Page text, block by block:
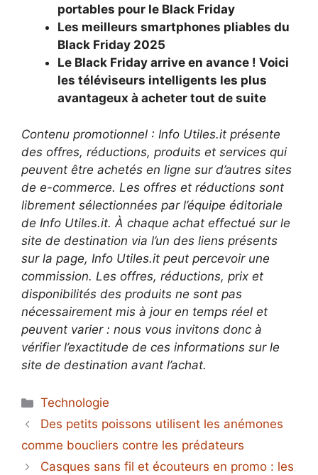
portables pour le Black Friday
Les meilleurs smartphones pliables du
Black Friday 2025
Le Black Friday arrive en avance ! Voici
les téléviseurs intelligents les plus
avantageux à acheter tout de suite
Contenu promotionnel : Info Utiles.it présente
des offres, réductions, produits et services qui
peuvent être achetés en ligne sur d’autres sites
de e-commerce. Les offres et réductions sont
librement sélectionnées par l’équipe éditoriale
de Info Utiles.it. À chaque achat effectué sur le
site de destination via l’un des liens présents
sur la page, Info Utiles.it peut percevoir une
commission. Les offres, réductions, prix et
disponibilités des produits ne sont pas
nécessairement mis à jour en temps réel et
peuvent varier : nous vous invitons donc à
vérifier l’exactitude de ces informations sur le
site de destination avant l’achat.
Catégories
Technologie
Des petits poissons utilisent les anémones
comme boucliers contre les prédateurs
Casques sans fil et écouteurs en promo : les